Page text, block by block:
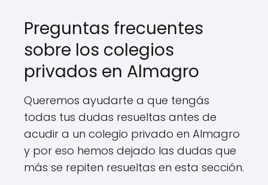
Preguntas frecuentes
sobre los colegios
privados en Almagro
Queremos ayudarte a que tengás
todas tus dudas resueltas antes de
acudir a un colegio privado en Almagro
y por eso hemos dejado las dudas que
más se repiten resueltas en esta sección.